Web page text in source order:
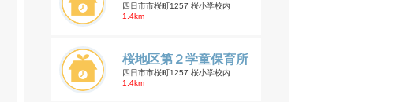
四日市市桜町1257 桜小学校内
1.4km
桜地区第２学童保育所
四日市市桜町1257 桜小学校内
1.4km